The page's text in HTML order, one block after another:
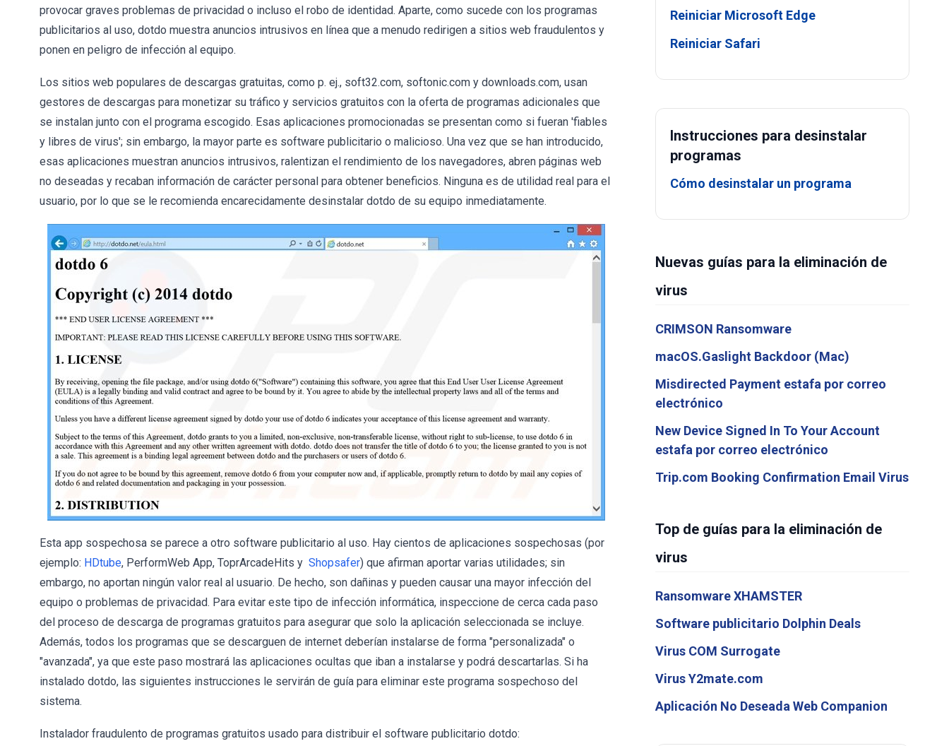
provocar graves problemas de privacidad o incluso el robo de identidad. Aparte, como sucede con los programas
publicitarios al uso, dotdo muestra anuncios intrusivos en línea que a menudo redirigen a sitios web fraudulentos y
ponen en peligro de infección al equipo.
Los sitios web populares de descargas gratuitas, como p. ej., soft32.com, softonic.com y downloads.com, usan
gestores de descargas para monetizar su tráfico y servicios gratuitos con la oferta de programas adicionales que
se instalan junto con el programa escogido. Esas aplicaciones promocionadas se presentan como si fueran 'fiables
y libres de virus'; sin embargo, la mayor parte es software publicitario o malicioso. Una vez que se han introducido,
esas aplicaciones muestran anuncios intrusivos, ralentizan el rendimiento de los navegadores, abren páginas web
no deseadas y recaban información de carácter personal para obtener beneficios. Ninguna es de utilidad real para el
usuario, por lo que se le recomienda encarecidamente desinstalar dotdo de su equipo inmediatamente.
Esta app sospechosa se parece a otro software publicitario al uso. Hay cientos de aplicaciones sospechosas (por
ejemplo: HDtube, PerformWeb App, ToprArcadeHits y Shopsafer) que afirman aportar varias utilidades; sin
embargo, no aportan ningún valor real al usuario. De hecho, son dañinas y pueden causar una mayor infección del
equipo o problemas de privacidad. Para evitar este tipo de infección informática, inspeccione de cerca cada paso
del proceso de descarga de programas gratuitos para asegurar que solo la aplicación seleccionada se incluye.
Además, todos los programas que se descarguen de internet deberían instalarse de forma "personalizada" o
"avanzada", ya que este paso mostrará las aplicaciones ocultas que iban a instalarse y podrá descartarlas. Si ha
instalado dotdo, las siguientes instrucciones le servirán de guía para eliminar este programa sospechoso del
sistema.
Instalador fraudulento de programas gratuitos usado para distribuir el software publicitario dotdo:
Reiniciar Microsoft Edge
Reiniciar Safari
Instrucciones para desinstalar
programas
Cómo desinstalar un programa
Nuevas guías para la eliminación de
virus
CRIMSON Ransomware
macOS.Gaslight Backdoor (Mac)
Misdirected Payment estafa por correo
electrónico
New Device Signed In To Your Account
estafa por correo electrónico
Trip.com Booking Confirmation Email Virus
Top de guías para la eliminación de
virus
Ransomware XHAMSTER
Software publicitario Dolphin Deals
Virus COM Surrogate
Virus Y2mate.com
Aplicación No Deseada Web Companion